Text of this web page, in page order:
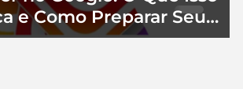
e Como Preparar Seu